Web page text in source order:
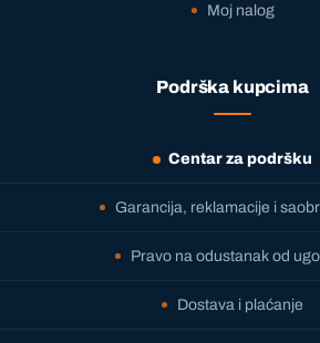
Moj nalog
Podrška kupcima
Centar za podršku
Garancija, reklamacije i
Pravo na odustanak od
Dostava i plaćanje